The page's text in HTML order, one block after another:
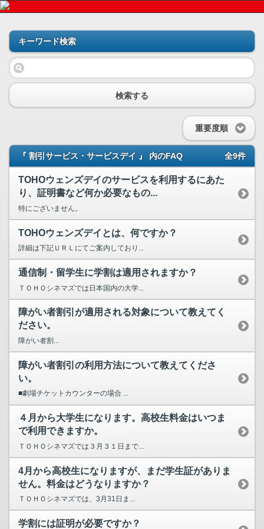
キーワード検索
検索する
重要度順
『 割引サービス・サービスデイ 』 内のFAQ 全9件
TOHOウェンズデイのサービスを利用するにあた
り、証明書など何か必要なもの...
特にございません。
TOHOウェンズデイとは、何ですか？
詳細は下記ＵＲＬにてご案内しており...
通信制・留学生に学割は適用されますか？
ＴＯＨＯシネマズでは日本国内の大学...
障がい者割引が適用される対象について教えてく
ださい。
障がい者割...
障がい者割引の利用方法について教えてくださ
い。
■劇場チケットカウンターの場合 ...
４月から大学生になります。高校生料金はいつま
で利用できますか。
ＴＯＨＯシネマズでは３月３１日まで...
4月から高校生になりますが、まだ学生証がありま
せん。料金はどうなりますか？
ＴＯＨＯシネマズでは、3月31日ま...
学割には証明が必要ですか？